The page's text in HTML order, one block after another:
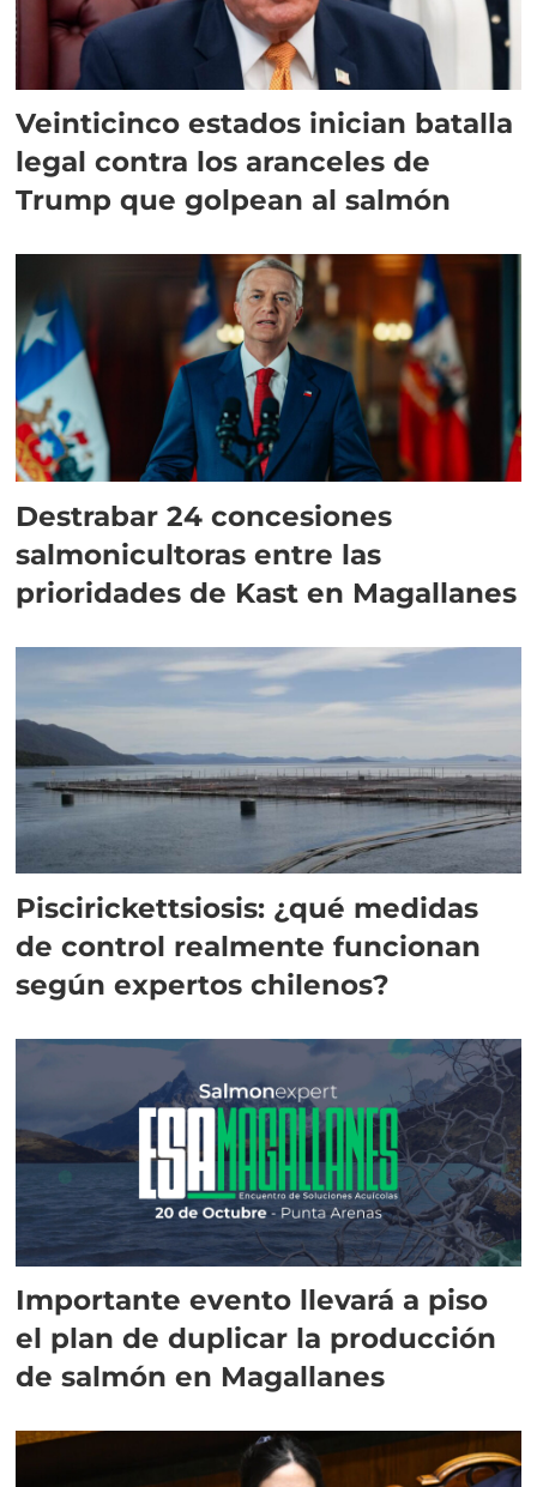
Veinticinco estados inician batalla
legal contra los aranceles de
Trump que golpean al salmón
Destrabar 24 concesiones
salmonicultoras entre las
prioridades de Kast en Magallanes
Piscirickettsiosis: ¿qué medidas
de control realmente funcionan
según expertos chilenos?
Importante evento llevará a piso
el plan de duplicar la producción
de salmón en Magallanes